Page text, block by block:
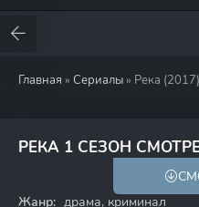
Главная » Сериалы » Река (2017)
РЕКА 1 СЕЗОН 5.2
Жанр: драма, криминал